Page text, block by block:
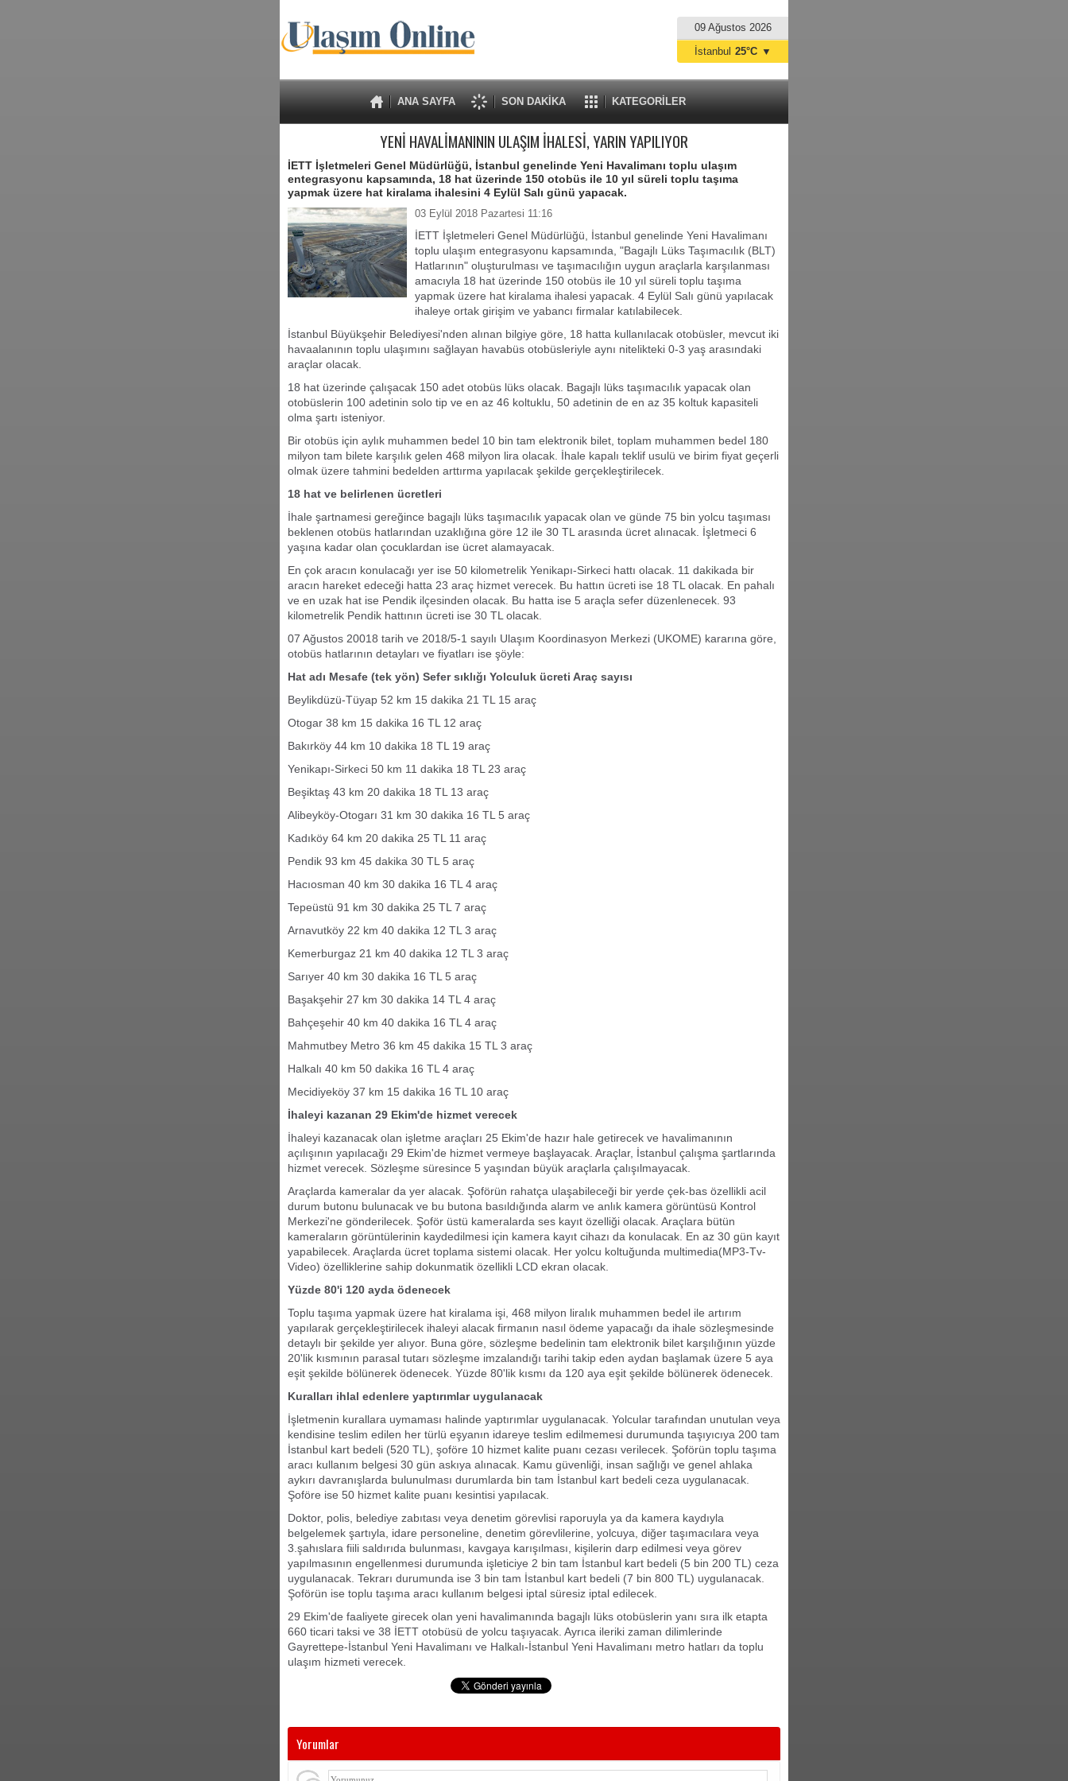
09 Ağustos 2026
ANA SAYFA SON DAKİKA KATEGORİLER
İstanbul 25°C ▼
YENİ HAVALİMANININ ULAŞIM İHALESİ, YARIN YAPILIYOR
İETT İşletmeleri Genel Müdürlüğü, İstanbul genelinde Yeni Havalimanı toplu ulaşım
entegrasyonu kapsamında, 18 hat üzerinde 150 otobüs ile 10 yıl süreli toplu taşıma
yapmak üzere hat kiralama ihalesini 4 Eylül Salı günü yapacak.
03 Eylül 2018 Pazartesi 11:16
İETT İşletmeleri Genel Müdürlüğü, İstanbul genelinde Yeni Havalimanı
toplu ulaşım entegrasyonu kapsamında, "Bagajlı Lüks Taşımacılık (BLT)
Hatlarının" oluşturulması ve taşımacılığın uygun araçlarla karşılanması
amacıyla 18 hat üzerinde 150 otobüs ile 10 yıl süreli toplu taşıma
yapmak üzere hat kiralama ihalesi yapacak. 4 Eylül Salı günü yapılacak
ihaleye ortak girişim ve yabancı firmalar katılabilecek.
İstanbul Büyükşehir Belediyesi'nden alınan bilgiye göre, 18 hatta kullanılacak otobüsler, mevcut iki
havaalanının toplu ulaşımını sağlayan havabüs otobüsleriyle aynı nitelikteki 0-3 yaş arasındaki
araçlar olacak.
18 hat üzerinde çalışacak 150 adet otobüs lüks olacak. Bagajlı lüks taşımacılık yapacak olan
otobüslerin 100 adetinin solo tip ve en az 46 koltuklu, 50 adetinin de en az 35 koltuk kapasiteli
olma şartı isteniyor.
Bir otobüs için aylık muhammen bedel 10 bin tam elektronik bilet, toplam muhammen bedel 180
milyon tam bilete karşılık gelen 468 milyon lira olacak. İhale kapalı teklif usulü ve birim fiyat geçerli
olmak üzere tahmini bedelden arttırma yapılacak şekilde gerçekleştirilecek.
18 hat ve belirlenen ücretleri
İhale şartnamesi gereğince bagajlı lüks taşımacılık yapacak olan ve günde 75 bin yolcu taşıması
beklenen otobüs hatlarından uzaklığına göre 12 ile 30 TL arasında ücret alınacak. İşletmeci 6
yaşına kadar olan çocuklardan ise ücret alamayacak.
En çok aracın konulacağı yer ise 50 kilometrelik Yenikapı-Sirkeci hattı olacak. 11 dakikada bir
aracın hareket edeceği hatta 23 araç hizmet verecek. Bu hattın ücreti ise 18 TL olacak. En pahalı
ve en uzak hat ise Pendik ilçesinden olacak. Bu hatta ise 5 araçla sefer düzenlenecek. 93
kilometrelik Pendik hattının ücreti ise 30 TL olacak.
07 Ağustos 20018 tarih ve 2018/5-1 sayılı Ulaşım Koordinasyon Merkezi (UKOME) kararına göre,
otobüs hatlarının detayları ve fiyatları ise şöyle:
Hat adı Mesafe (tek yön) Sefer sıklığı Yolculuk ücreti Araç sayısı
Beylikdüzü-Tüyap 52 km 15 dakika 21 TL 15 araç
Otogar 38 km 15 dakika 16 TL 12 araç
Bakırköy 44 km 10 dakika 18 TL 19 araç
Yenikapı-Sirkeci 50 km 11 dakika 18 TL 23 araç
Beşiktaş 43 km 20 dakika 18 TL 13 araç
Alibeyköy-Otogarı 31 km 30 dakika 16 TL 5 araç
Kadıköy 64 km 20 dakika 25 TL 11 araç
Pendik 93 km 45 dakika 30 TL 5 araç
Hacıosman 40 km 30 dakika 16 TL 4 araç
Tepeüstü 91 km 30 dakika 25 TL 7 araç
Arnavutköy 22 km 40 dakika 12 TL 3 araç
Kemerburgaz 21 km 40 dakika 12 TL 3 araç
Sarıyer 40 km 30 dakika 16 TL 5 araç
Başakşehir 27 km 30 dakika 14 TL 4 araç
Bahçeşehir 40 km 40 dakika 16 TL 4 araç
Mahmutbey Metro 36 km 45 dakika 15 TL 3 araç
Halkalı 40 km 50 dakika 16 TL 4 araç
Mecidiyeköy 37 km 15 dakika 16 TL 10 araç
İhaleyi kazanan 29 Ekim'de hizmet verecek
İhaleyi kazanacak olan işletme araçları 25 Ekim'de hazır hale getirecek ve havalimanının
açılışının yapılacağı 29 Ekim'de hizmet vermeye başlayacak. Araçlar, İstanbul çalışma şartlarında
hizmet verecek. Sözleşme süresince 5 yaşından büyük araçlarla çalışılmayacak.
Araçlarda kameralar da yer alacak. Şoförün rahatça ulaşabileceği bir yerde çek-bas özellikli acil
durum butonu bulunacak ve bu butona basıldığında alarm ve anlık kamera görüntüsü Kontrol
Merkezi'ne gönderilecek. Şoför üstü kameralarda ses kayıt özelliği olacak. Araçlara bütün
kameraların görüntülerinin kaydedilmesi için kamera kayıt cihazı da konulacak. En az 30 gün kayıt
yapabilecek. Araçlarda ücret toplama sistemi olacak. Her yolcu koltuğunda multimedia(MP3-Tv-
Video) özelliklerine sahip dokunmatik özellikli LCD ekran olacak.
Yüzde 80'i 120 ayda ödenecek
Toplu taşıma yapmak üzere hat kiralama işi, 468 milyon liralık muhammen bedel ile artırım
yapılarak gerçekleştirilecek ihaleyi alacak firmanın nasıl ödeme yapacağı da ihale sözleşmesinde
detaylı bir şekilde yer alıyor. Buna göre, sözleşme bedelinin tam elektronik bilet karşılığının yüzde
20'lik kısmının parasal tutarı sözleşme imzalandığı tarihi takip eden aydan başlamak üzere 5 aya
eşit şekilde bölünerek ödenecek. Yüzde 80'lik kısmı da 120 aya eşit şekilde bölünerek ödenecek.
Kuralları ihlal edenlere yaptırımlar uygulanacak
İşletmenin kurallara uymaması halinde yaptırımlar uygulanacak. Yolcular tarafından unutulan veya
kendisine teslim edilen her türlü eşyanın idareye teslim edilmemesi durumunda taşıyıcıya 200 tam
İstanbul kart bedeli (520 TL), şoföre 10 hizmet kalite puanı cezası verilecek. Şoförün toplu taşıma
aracı kullanım belgesi 30 gün askıya alınacak. Kamu güvenliği, insan sağlığı ve genel ahlaka
aykırı davranışlarda bulunulması durumlarda bin tam İstanbul kart bedeli ceza uygulanacak.
Şoföre ise 50 hizmet kalite puanı kesintisi yapılacak.
Doktor, polis, belediye zabıtası veya denetim görevlisi raporuyla ya da kamera kaydıyla
belgelemek şartıyla, idare personeline, denetim görevlilerine, yolcuya, diğer taşımacılara veya
3.şahıslara fiili saldırıda bulunması, kavgaya karışılması, kişilerin darp edilmesi veya görev
yapılmasının engellenmesi durumunda işleticiye 2 bin tam İstanbul kart bedeli (5 bin 200 TL) ceza
uygulanacak. Tekrarı durumunda ise 3 bin tam İstanbul kart bedeli (7 bin 800 TL) uygulanacak.
Şoförün ise toplu taşıma aracı kullanım belgesi iptal süresiz iptal edilecek.
29 Ekim'de faaliyete girecek olan yeni havalimanında bagajlı lüks otobüslerin yanı sıra ilk etapta
660 ticari taksi ve 38 İETT otobüsü de yolcu taşıyacak. Ayrıca ileriki zaman dilimlerinde
Gayrettepe-İstanbul Yeni Havalimanı ve Halkalı-İstanbul Yeni Havalimanı metro hatları da toplu
ulaşım hizmeti verecek.
Yorumlar